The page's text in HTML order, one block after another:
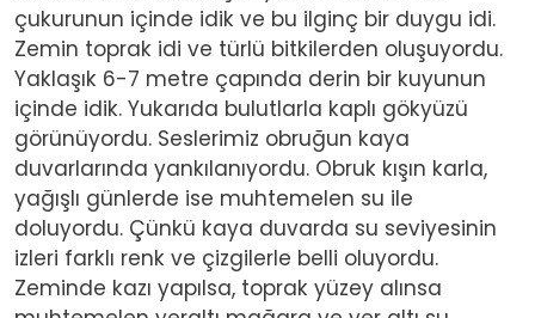
çukurunun içinde idik ve bu ilginç bir duygu idi.
Zemin toprak idi ve türlü bitkilerden oluşuyordu.
Yaklaşık 6-7 metre çapında derin bir kuyunun
içinde idik. Yukarıda bulutlarla kaplı gökyüzü
görünüyordu. Seslerimiz obruğun kaya
duvarlarında yankılanıyordu. Obruk kışın karla,
yağışlı günlerde ise muhtemelen su ile
doluyordu. Çünkü kaya duvarda su seviyesinin
izleri farklı renk ve çizgilerle belli oluyordu.
Zeminde kazı yapılsa, toprak yüzey alınsa